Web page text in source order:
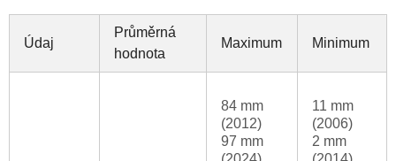
Údaj
Průměrná
hodnota
Maximum Minimum
84 mm
(2012)
97 mm
11 mm
(2006)
2 mm